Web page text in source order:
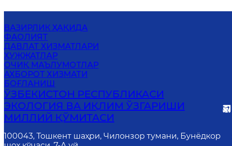
ВАЗИРЛИК ҲАҚИДА
ФАОЛИЯТ
ДАВЛАТ ХИЗМАТЛАРИ
ҲУЖЖАТЛАР
ОЧИҚ МАЪЛУМОТЛАР
АХБОРОТ ХИЗМАТИ
БОҒЛАНИШ
ЎЗБЕКИСТОН РЕСПУБЛИКАСИ
ЭКОЛОГИЯ ВА ИҚЛИМ ЎЗГАРИШИ
МИЛЛИЙ ҚЎМИТАСИ
100043, Тошкент шаҳри, Чилонзор тумани, Бунёдкор